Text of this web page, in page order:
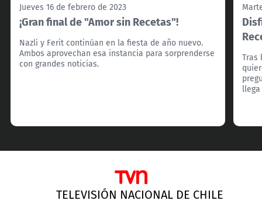
Jueves 16 de febrero de 2023
¡Gran final de "Amor sin Recetas"!
Nazli y Ferit continúan en la fiesta de año nuevo.
Ambos aprovechan esa instancia para sorprenderse
con grandes noticias.
Tras
TELEVISIÓN NACIONAL DE CHILE